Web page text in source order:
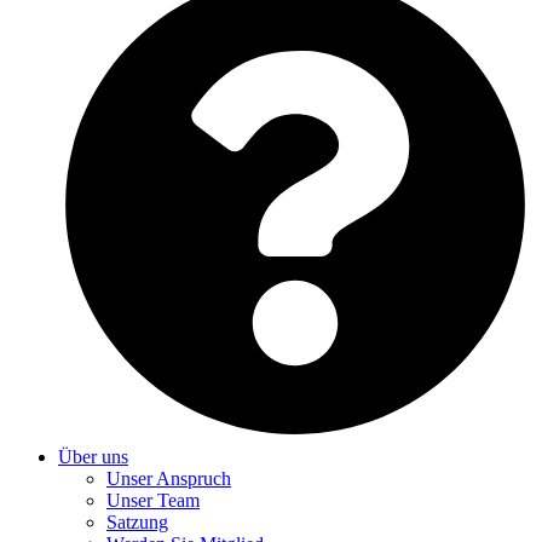
Über uns
Unser Anspruch
Unser Team
Satzung